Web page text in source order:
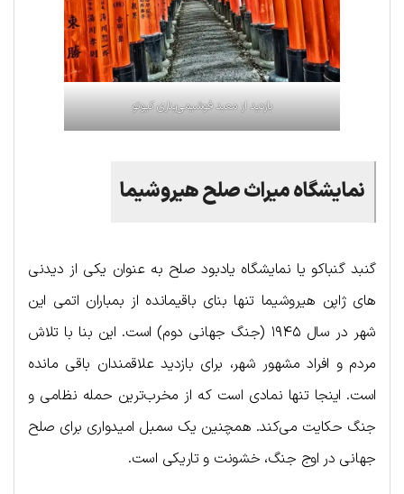
بازدید از معبد فوشیمی‌یناری کیوتو
نمایشگاهمیراثصلحهیروشیما
گنبد گنباکو یا نمایشگاه یادبود صلح به عنوان یکی از دیدنی
های ژاپن هیروشیما تنها بنای باقیمانده از بمباران اتمی این
شهر در سال ۱۹۴۵ (جنگ جهانی دوم) است. این بنا با تلاش
مردم و افراد مشهور شهر، برای بازدید علاقمندان باقی مانده
است. اینجا تنها نمادی است که از مخرب‌ترین حمله نظامی و
جنگ حکایت می‌کند. همچنین یک سمبل امیدواری برای صلح
جهانی در اوج جنگ، خشونت و تاریکی است.